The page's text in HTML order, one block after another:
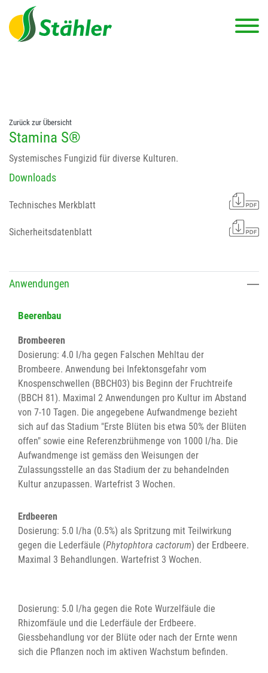
string(78) "Test 12 {FONT:12} // Dosierungen: test 123 dfasdf
asdfW134 245 34" string(62) "Test 12 {FONT:12} Dosierungen: test
123 dfasdf asdfW134 245 34"
Zurück zur Übersicht
Stamina S®
Systemisches Fungizid für diverse Kulturen.
Downloads
Technisches Merkblatt
Sicherheitsdatenblatt
Anwendungen
Beerenbau
Brombeeren
Dosierung: 4.0 l/ha gegen Falschen Mehltau der
Brombeere. Anwendung bei Infektonsgefahr vom
Knospenschwellen (BBCH03) bis Beginn der Fruchtreife
(BBCH 81). Maximal 2 Anwendungen pro Kultur im Abstand
von 7-10 Tagen. Die angegebene Aufwandmenge bezieht
sich auf das Stadium "Erste Blüten bis etwa 50% der Blüten
offen" sowie eine Referenzbrühmenge von 1000 l/ha. Die
Aufwandmenge ist gemäss den Weisungen der
Zulassungsstelle an das Stadium der zu behandelnden
Kultur anzupassen. Wartefrist 3 Wochen.
Erdbeeren
Dosierung: 5.0 l/ha (0.5%) als Spritzung mit Teilwirkung
gegen die Lederfäule (Phytophtora cactorum) der Erdbeere.
Maximal 3 Behandlungen. Wartefrist 3 Wochen.
Dosierung: 5.0 l/ha gegen die Rote Wurzelfäule die
Rhizomfäule und die Lederfäule der Erdbeere.
Giessbehandlung vor der Blüte oder nach der Ernte wenn
sich die Pflanzen noch im aktiven Wachstum befinden.